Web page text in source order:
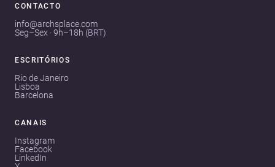
CONTACTO
info@archsplace.com
Seg–Sex · 9h–18h (BRT)
ESCRITÓRIOS
Rio de Janeiro
Lisboa
Barcelona
CANAIS
Instagram
Facebook
LinkedIn